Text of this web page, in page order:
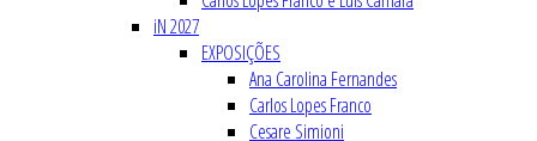
iN 2027
EXPOSIÇÕES
Ana Carolina Fernandes
Carlos Lopes Franco
Cesare Simioni